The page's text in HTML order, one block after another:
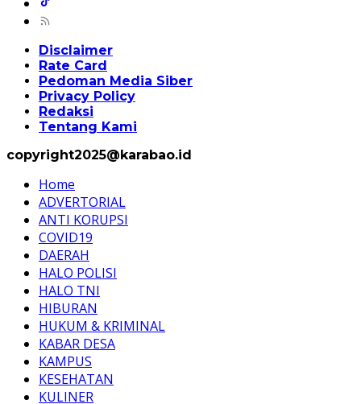
Disclaimer
Rate Card
Pedoman Media Siber
Privacy Policy
Redaksi
Tentang Kami
copyright2025@karabao.id
Home
ADVERTORIAL
ANTI KORUPSI
COVID19
DAERAH
HALO POLISI
HALO TNI
HIBURAN
HUKUM & KRIMINAL
KABAR DESA
KAMPUS
KESEHATAN
KULINER